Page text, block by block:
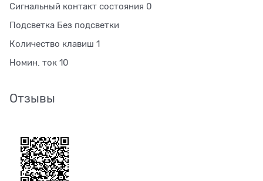
Сигнальный контакт состояния 0
Подсветка Без подсветки
Количество клавиш 1
Номин. ток 10
Отзывы